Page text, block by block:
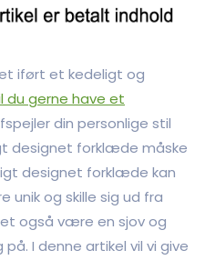
iført et kedeligt og
du gerne have et
din personlige stil
designet forklæde måske
designet forklæde kan
og skille sig ud fra
også være en sjov og
I denne artikel vil vi give